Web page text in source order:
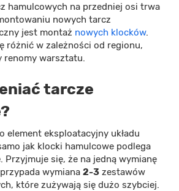
hamulcowych na przedniej osi trwa
nowych tarcz
jest montaż nowych klocków.
różnić w zależności od regionu,
renomy warsztatu.
tarcze
element eksploatacyjny układu
jak klocki hamulcowe podlega
Przyjmuje się, że na jedną wymianę
wymiana 2-3 zestawów
które zużywają się dużo szybciej.